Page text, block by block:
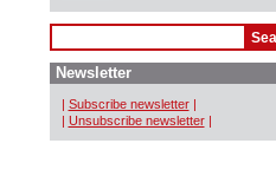
Newsletter
| Subscribe newsletter |
| Unsubscribe newsletter |